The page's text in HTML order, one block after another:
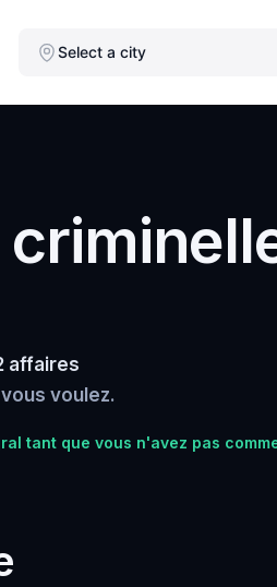
Select a city
affaires
voulez.
tant que vous n'avez pas